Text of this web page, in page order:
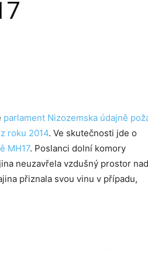
parlament Nizozemska údajně
roku 2014. Ve skutečnosti jde o
MH17. Poslanci dolní komory
neuzavřela vzdušný prostor nad
přiznala svou vinu v případu,